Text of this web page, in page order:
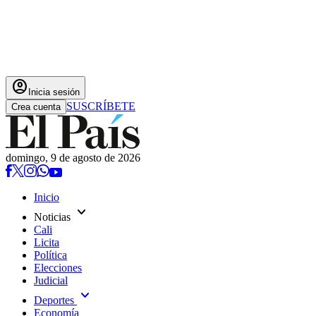
account_circle Inicia sesión
Crea cuenta SUSCRÍBETE
domingo, 9 de agosto de 2026
Inicio
Noticias expand_more
Cali
Licita
Política
Elecciones
Judicial
Deportes expand_more
Economía